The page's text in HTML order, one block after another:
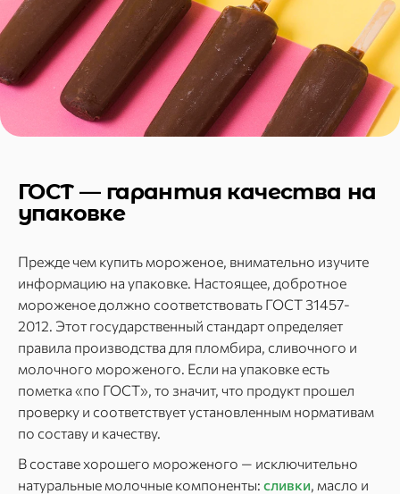
ГОСТ — гарантия качества на
упаковке
Прежде чем купить мороженое, внимательно изучите
информацию на упаковке. Настоящее, добротное
мороженое должно соответствовать ГОСТ 31457-
2012. Этот государственный стандарт определяет
правила производства для пломбира, сливочного и
молочного мороженого. Если на упаковке есть
пометка «по ГОСТ», то значит, что продукт прошел
проверку и соответствует установленным нормативам
по составу и качеству.
В составе хорошего мороженого — исключительно
натуральные молочные компоненты: сливки, масло и